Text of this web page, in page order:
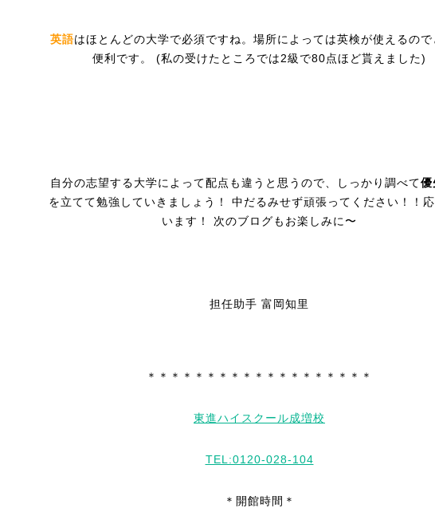
英語はほとんどの大学で必須ですね。場所によっては英検が使えるので
便利です。 (私の受けたところでは2級で80点ほど貰えました)
自分の志望する大学によって配点も違うと思うので、しっかり調べて優
を立てて勉強していきましょう！ 中だるみせず頑張ってください！！
います！ 次のブログもお楽しみに〜
担任助手 富岡知里
＊＊＊＊＊＊＊＊＊＊＊＊＊＊＊＊＊＊＊
東進ハイスクール成増校
TEL:0120-028-104
＊開館時間＊